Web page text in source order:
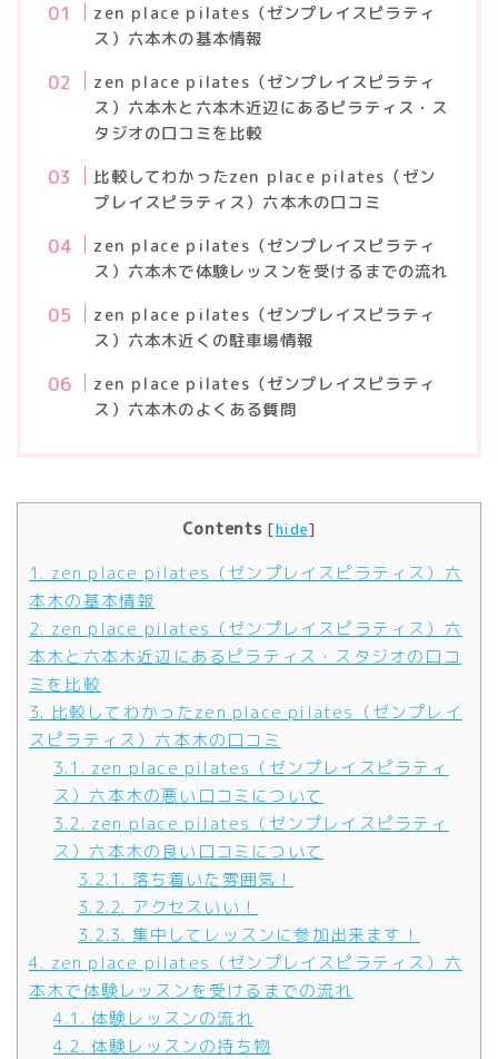
zen place pilates（ゼンプレイスピラティ
ス）六本木の基本情報
zen place pilates（ゼンプレイスピラティ
ス）六本木と六本木近辺にあるピラティス・ス
タジオの口コミを比較
比較してわかったzen place pilates（ゼン
プレイスピラティス）六本木の口コミ
zen place pilates（ゼンプレイスピラティ
ス）六本木で体験レッスンを受けるまでの流れ
zen place pilates（ゼンプレイスピラティ
ス）六本木近くの駐車場情報
zen place pilates（ゼンプレイスピラティ
ス）六本木のよくある質問
Contents [hide]
1. zen place pilates（ゼンプレイスピラティス）六
本木の基本情報
2. zen place pilates（ゼンプレイスピラティス）六
本木と六本木近辺にあるピラティス・スタジオの口コ
ミを比較
3. 比較してわかったzen place pilates（ゼンプレイ
スピラティス）六本木の口コミ
3.1. zen place pilates（ゼンプレイスピラティ
ス）六本木の悪い口コミについて
3.2. zen place pilates（ゼンプレイスピラティ
ス）六本木の良い口コミについて
3.2.1. 落ち着いた雰囲気！
3.2.2. アクセスいい！
3.2.3. 集中してレッスンに参加出来ます！
4. zen place pilates（ゼンプレイスピラティス）六
本木で体験レッスンを受けるまでの流れ
4.1. 体験レッスンの流れ
4.2. 体験レッスンの持ち物